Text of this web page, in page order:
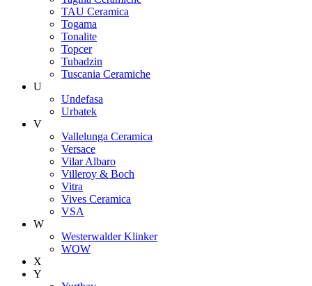
TAU Ceramica
Togama
Tonalite
Topcer
Tubadzin
Tuscania Ceramiche
U
Undefasa
Urbatek
V
Vallelunga Ceramica
Versace
Vilar Albaro
Villeroy & Boch
Vitra
Vives Ceramica
VSA
W
Westerwalder Klinker
WOW
X
Y